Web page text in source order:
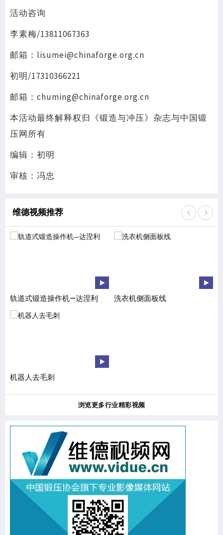
活动咨询
李素梅/13811067363
邮箱：lisumei@chinaforge.org.cn
初明/17310366221
邮箱：chuming@chinaforge.org.cn
本活动最终解释权归《锻造与冲压》杂志与中国锻
压网所有
编辑：初明
审核：冯忠
维德视频推荐
轨道式锻造操作机—达涅利 洗衣机侧面板线
机器人去毛刺
浏览更多行业精彩视频